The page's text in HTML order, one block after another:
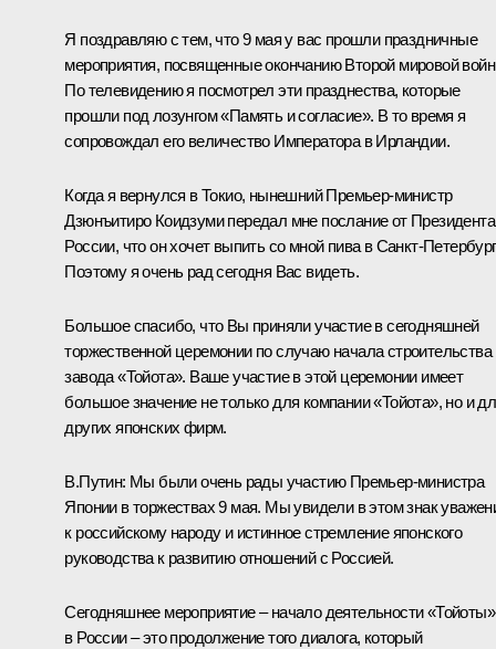
Я поздравляю с тем, что 9 мая у вас прошли праздничные
мероприятия, посвященные окончанию Второй мировой
По телевидению я посмотрел эти празднества, которые
прошли под лозунгом «Память и согласие». В то время я
сопровождал его величество Императора в Ирландии.
Когда я вернулся в Токио, нынешний Премьер-министр
Дзюнъитиро Коидзуми передал мне послание от Президента
России, что он хочет выпить со мной пива в Санкт-
Поэтому я очень рад сегодня Вас видеть.
Большое спасибо, что Вы приняли участие в сегодняшней
торжественной церемонии по случаю начала строительства
завода «Тойота». Ваше участие в этой церемонии имеет
большое значение не только для компании «Тойота», но и
других японских фирм.
В.Путин: Мы были очень рады участию Премьер-министра
Японии в торжествах 9 мая. Мы увидели в этом знак
к российскому народу и истинное стремление японского
руководства к развитию отношений с Россией.
Сегодняшнее мероприятие – начало деятельности «Тойоты»
в России – это продолжение того диалога, который